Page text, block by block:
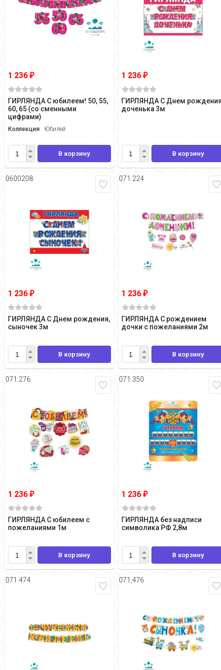
1 236 ₽
ГИРЛЯНДА С юбилеем! 50, 55,
60, 65 (со сменными
цифрами)
Коллекция Юбилей
В корзину
1 236₽
ГИРЛЯНДА С Днем
доченька 3м
В корзину
0600208
1 236 ₽
ГИРЛЯНДА С Днем рождения,
сыночек 3м
В корзину
071.224
1 236₽
ГИРЛЯНДА С рождением
дочки с пожеланиями 2м
В корзину
071.276
1 236 ₽
ГИРЛЯНДА С юбилеем с
пожеланиями 1м
В корзину
071.350
1 236₽
ГИРЛЯНДА без надписи
символика РФ 2,8м
В корзину
071.474 071,476